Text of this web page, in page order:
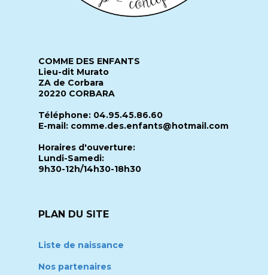
COMME DES ENFANTS
Lieu-dit Murato
ZA de Corbara
20220 CORBARA
Téléphone: 04.95.45.86.60
E-mail: comme.des.enfants@hotmail.com
Horaires d'ouverture:
Lundi-Samedi:
9h30-12h/14h30-18h30
PLAN DU SITE
Liste de naissance
Nos partenaires